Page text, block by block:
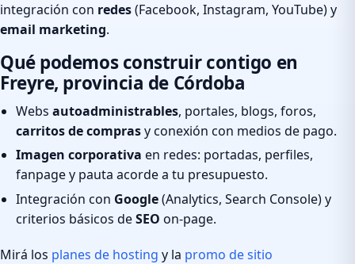
integración con redes(Facebook, Instagram, YouTube) y
email marketing.
Qué podemos construir contigo en
Freyre, provincia de Córdoba
Webs autoadministrables, portales, blogs, foros,
carritos de comprasy conexión con medios de pago.
Imagen corporativa en redes: portadas, perfiles,
fanpage y pauta acorde a tu presupuesto.
Integración con Google(Analytics, Search Console) y
criterios básicos deSEO on-page.
Mirá los planes de hosting y la promo de sitio